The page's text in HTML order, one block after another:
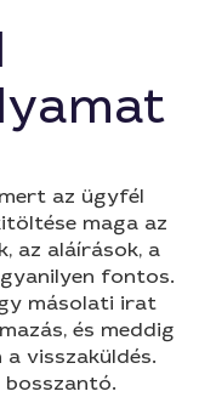
az ügyfél
maga az
az aláírások, a
fontos.
másolati irat
és meddig
visszaküldés.
bosszantó.